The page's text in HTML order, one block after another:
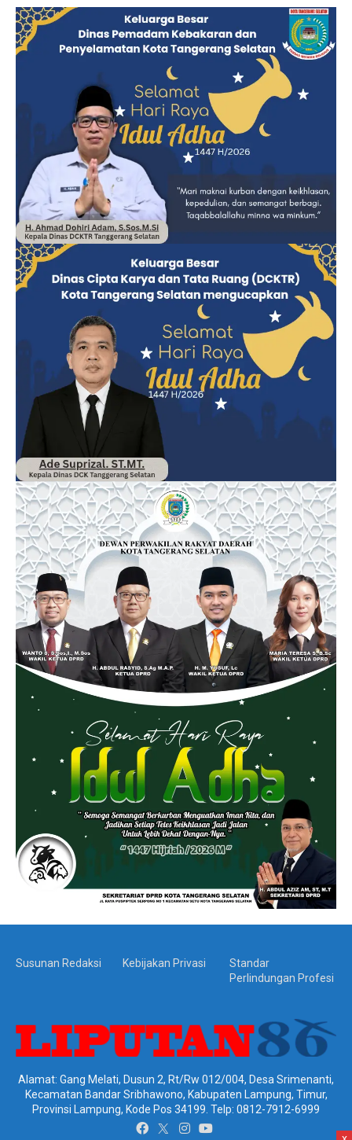
Susunan Redaksi Kebijakan Privasi
Standar
Perlindungan Profesi
Alamat: Gang Melati, Dusun 2, Rt/Rw 012/004, Desa Srimenanti,
Kecamatan Bandar Sribhawono, Kabupaten Lampung, Timur,
Provinsi Lampung, Kode Pos 34199. Telp: 0812-7912-6999